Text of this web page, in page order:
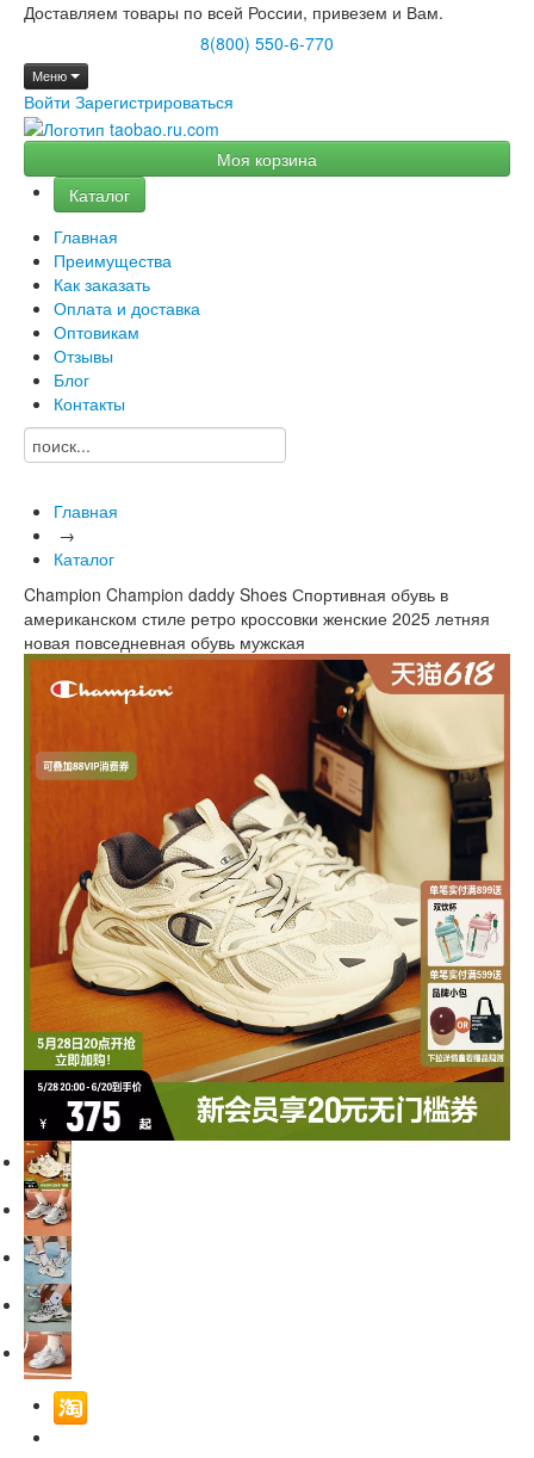
Доставляем товары по всей России, привезем и Вам.
8(800) 550-6-770
Меню
Войти Зарегистрироваться
Моя корзина
Каталог
Главная
Преимущества
Как заказать
Оплата и доставка
Оптовикам
Отзывы
Блог
Контакты
Главная
→
Каталог
Champion Champion daddy Shoes Спортивная обувь в
американском стиле ретро кроссовки женские 2025 летняя
новая повседневная обувь мужская